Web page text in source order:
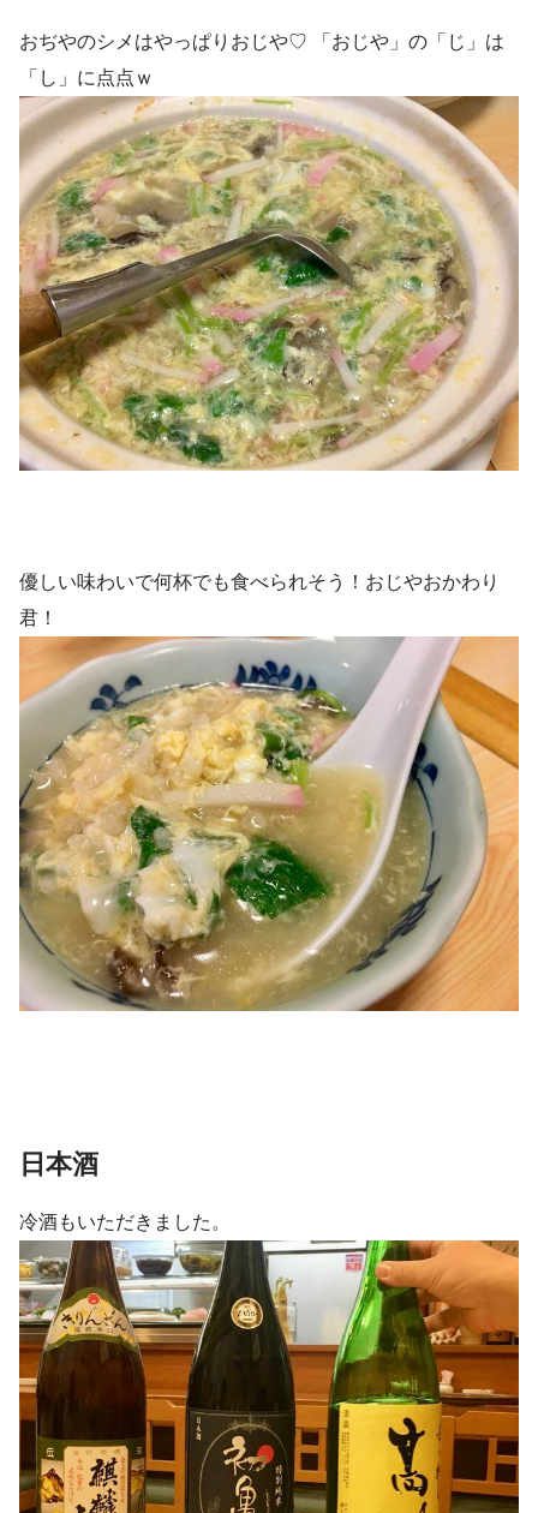
おぢやのシメはやっぱりおじや♡ 「おじや」の「じ」は
「し」に点点ｗ
優しい味わいで何杯でも食べられそう！おじやおかわり
君！
日本酒
冷酒もいただきました。